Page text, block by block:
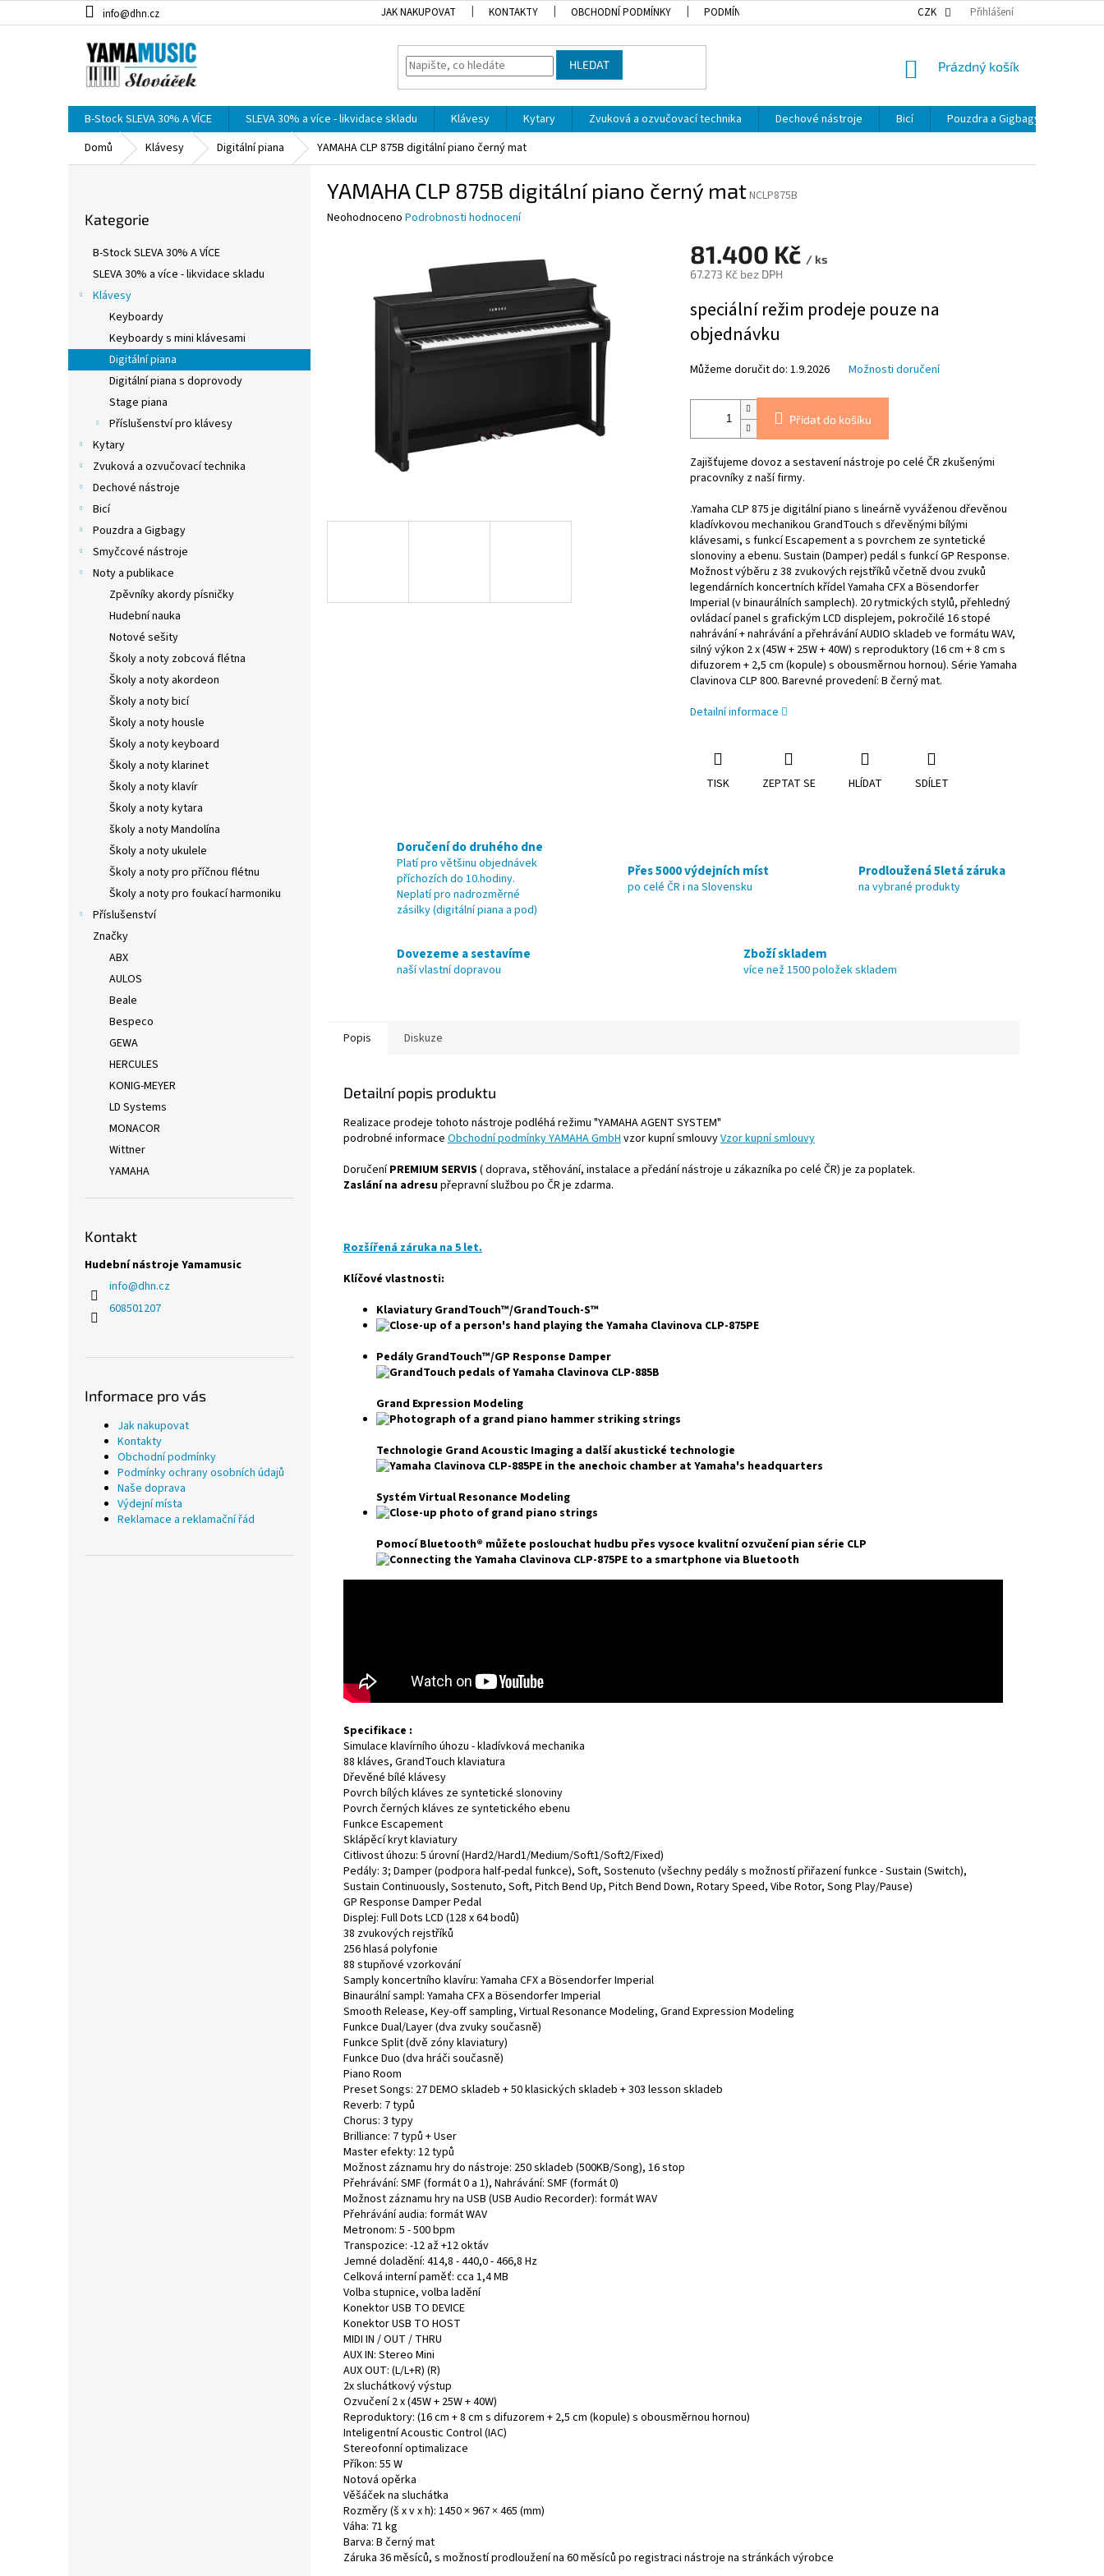
na
info@dhn.cz JAK NAKUPOVAT KONTAKTY OBCHODNÍ PODMÍNKY PODMÍNKY OCHRANY OSOBNÍCH ÚDAJŮ NAŠE DOPRAVA
CZK Přihlášení
HLEDAT
NÁKUPNÍ
Prázdný košík
B-Stock SLEVA 30% A VÍCE SLEVA 30% a více - likvidace skladu Klávesy Kytary Zvuková a ozvučovací technika Dechové nástroje Bicí Pouzdra a Gigbagy
Domů
Klávesy Digitální piana YAMAHA CLP 875B digitální piano černý mat
a
n
kategorie
Kategorie
B-Stock SLEVA 30% A VÍCE
SLEVA 30% a více - likvidace skladu
Klávesy
Keyboardy
Keyboardy s mini klávesami
Digitální piana
Digitální piana s doprovody
Stage piana
Příslušenství pro klávesy
Kytary
Zvuková a ozvučovací technika
Dechové nástroje
Bicí
Pouzdra a Gigbagy
Smyčcové nástroje
Noty a publikace
Zpěvníky akordy písničky
Hudební nauka
Notové sešity
Školy a noty zobcová flétna
Školy a noty akordeon
Školy a noty bicí
Školy a noty housle
Školy a noty keyboard
Školy a noty klarinet
Školy a noty klavír
Školy a noty kytara
školy a noty Mandolína
Školy a noty ukulele
Školy a noty pro příčnou flétnu
Školy a noty pro foukací harmoniku
Příslušenství
Značky
ABX
AULOS
Beale
Bespeco
GEWA
HERCULES
KONIG-MEYER
LD Systems
MONACOR
Wittner
YAMAHA
Kontakt
Hudební nástroje Yamamusic
info@dhn.cz
608501207
Informace pro vás
Jak nakupovat
Kontakty
Obchodní podmínky
Podmínky ochrany osobních údajů
Naše doprava
Výdejní místa
Reklamace a reklamační řád
YAMAHA CLP 875B digitální piano černý matNCLP875B
Průměrné
Neohodnoceno Podrobnosti hodnocení
81.400 Kč / ks
67.273 Kč bez DPH
cena:
speciální režim prodeje pouze na
objednávku
Můžeme doručit do: 1.9.2026 Možnosti doručení
Přidat do košíku
Zajišťujeme dovoz a sestavení nástroje po celé ČR zkušenými
pracovníky z naší firmy.
.Yamaha CLP 875 je digitální piano s lineárně vyváženou dřevěnou
kladívkovou mechanikou GrandTouch s dřevěnými bílými
klávesami, s funkcí Escapement a s povrchem ze syntetické
slonoviny a ebenu. Sustain (Damper) pedál s funkcí GP Response.
Možnost výběru z 38 zvukových rejstříků včetně dvou zvuků
legendárních koncertních křídel Yamaha CFX a Bösendorfer
Imperial (v binaurálních samplech). 20 rytmických stylů, přehledný
ovládací panel s grafickým LCD displejem, pokročilé 16 stopé
nahrávání + nahrávání a přehrávání AUDIO skladeb ve formátu WAV,
silný výkon 2 x (45W + 25W + 40W) s reproduktory (16 cm + 8 cm s
difuzorem + 2,5 cm (kopule) s obousměrnou hornou). Série Yamaha
Clavinova CLP 800. Barevné provedení: B černý mat.
Detailní informace
TISK ZEPTAT SE HLÍDAT SDÍLET
Doručení do druhého dne
Platí pro většinu objednávek
příchozích do 10.hodiny.
Neplatí pro nadrozměrné
zásilky (digitální piana a pod)
Přes 5000 výdejních míst
po celé ČR i na Slovensku
Prodloužená 5letá záruka
na vybrané produkty
Dovezeme a sestavíme
naší vlastní dopravou
Zboží skladem
více než 1500 položek skladem
Popis Diskuze
Detailní popis produktu
Realizace prodeje tohoto nástroje podléhá režimu "YAMAHA AGENT SYSTEM"
podrobné informace Obchodní podmínky YAMAHA GmbHvzor kupní smlouvyVzor kupní smlouvy
DoručeníPREMIUM SERVIS ( doprava, stěhování, instalace a předání nástroje u zákazníka po celé ČR) je za poplatek.
Zaslání na adresupřepravní službou po ČR je zdarma.
Rozšířená záruka na 5 let.
Klíčové vlastnosti:
Klaviatury GrandTouch™/GrandTouch-S™
Pedály GrandTouch™/GP Response Damper
Grand Expression Modeling
Technologie Grand Acoustic Imaging a další akustické technologie
Systém Virtual Resonance Modeling
Pomocí Bluetooth® můžete poslouchat hudbu přes vysoce kvalitní ozvučení pian série CLP
Specifikace :
Simulace klavírního úhozu - kladívková mechanika
88 kláves, GrandTouch klaviatura
Dřevěné bílé klávesy
Povrch bílých kláves ze syntetické slonoviny
Povrch černých kláves ze syntetického ebenu
Funkce Escapement
Sklápěcí kryt klaviatury
Citlivost úhozu: 5 úrovní (Hard2/Hard1/Medium/Soft1/Soft2/Fixed)
Pedály: 3; Damper (podpora half-pedal funkce), Soft, Sostenuto (všechny pedály s možností přiřazení funkce - Sustain (Switch),
Sustain Continuously, Sostenuto, Soft, Pitch Bend Up, Pitch Bend Down, Rotary Speed, Vibe Rotor, Song Play/Pause)
GP Response Damper Pedal
Displej: Full Dots LCD (128 x 64 bodů)
38 zvukových rejstříků
256 hlasá polyfonie
88 stupňové vzorkování
Samply koncertního klavíru: Yamaha CFX a Bösendorfer Imperial
Binaurální sampl: Yamaha CFX a Bösendorfer Imperial
Smooth Release, Key-off sampling, Virtual Resonance Modeling, Grand Expression Modeling
Funkce Dual/Layer (dva zvuky současně)
Funkce Split (dvě zóny klaviatury)
Funkce Duo (dva hráči současně)
Piano Room
Preset Songs: 27 DEMO skladeb + 50 klasických skladeb + 303 lesson skladeb
Reverb: 7 typů
Chorus: 3 typy
Brilliance: 7 typů + User
Master efekty: 12 typů
Možnost záznamu hry do nástroje: 250 skladeb (500KB/Song), 16 stop
Přehrávání: SMF (formát 0 a 1), Nahrávání: SMF (formát 0)
Možnost záznamu hry na USB (USB Audio Recorder): formát WAV
Přehrávání audia: formát WAV
Metronom: 5 - 500 bpm
Transpozice: -12 až +12 oktáv
Jemné doladění: 414,8 - 440,0 - 466,8 Hz
Celková interní paměť: cca 1,4 MB
Volba stupnice, volba ladění
Konektor USB TO DEVICE
Konektor USB TO HOST
MIDI IN / OUT / THRU
AUX IN: Stereo Mini
AUX OUT: (L/L+R) (R)
2x sluchátkový výstup
Ozvučení 2 x (45W + 25W + 40W)
Reproduktory: (16 cm + 8 cm s difuzorem + 2,5 cm (kopule) s obousměrnou hornou)
Inteligentní Acoustic Control (IAC)
Stereofonní optimalizace
Příkon: 55 W
Notová opěrka
Věšáček na sluchátka
Rozměry (š x v x h): 1450 × 967 × 465 (mm)
Váha: 71 kg
Barva: B černý mat
Záruka 36 měsíců, s možností prodloužení na 60 měsíců po registraci nástroje na stránkách výrobce